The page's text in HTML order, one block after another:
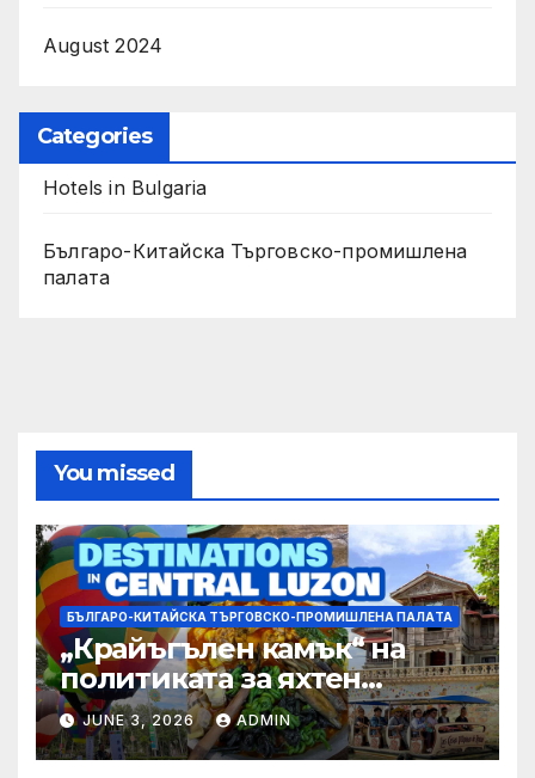
August 2024
Categories
Hotels in Bulgaria
Българо-Китайска Търговско-промишлена
палaта
You missed
БЪЛГАРО-КИТАЙСКА ТЪРГОВСКО-ПРОМИШЛЕНА ПАЛAТА
„Крайъгълен камък“ на
политиката за яхтен
туризъм на GBA
JUNE 3, 2026 ADMIN